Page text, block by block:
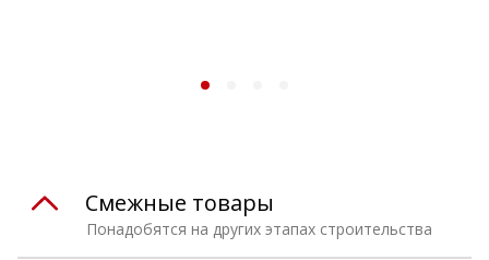
Понадобятся на других этапах строительства
Смежные товары